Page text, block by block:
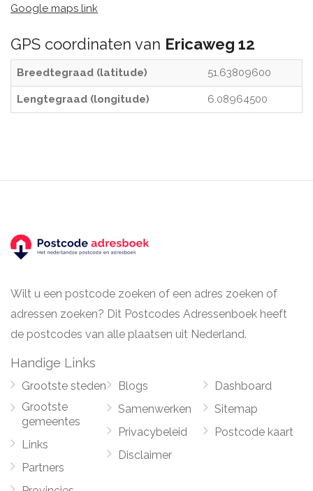
Google maps link
GPS coordinaten van Ericaweg 12
Breedtegraad (latitude) 51.63809600
Lengtegraad (longitude) 6.08964500
Wilt u een postcode zoeken of een adres zoeken of
adressen zoeken? Dit Postcodes Adressenboek heeft
de postcodes van alle plaatsen uit Nederland.
Handige Links
Grootste steden
Grootste
gemeentes
Links
Partners
Blogs
Samenwerken
Privacybeleid
Disclaimer
Dashboard
Sitemap
Postcode kaart